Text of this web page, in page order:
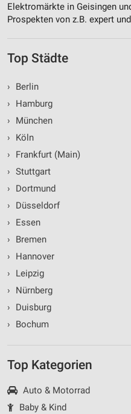
Elektromärkte in Geisingen
Prospekten von z.B. expert
Top Städte
›
Berlin
›
Hamburg
›
München
›
Köln
›
Frankfurt (Main)
› Stuttgart
›
Dortmund
›
Düsseldorf
›
Essen
›
Bremen
›
Hannover
›
Leipzig
›
Nürnberg
›
Duisburg
›
Bochum
Top Kategorien
Auto & Motorrad
Baby & Kind